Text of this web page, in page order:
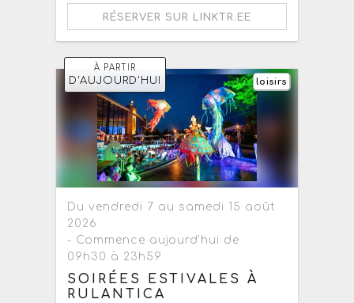
RÉSERVER SUR LINKTR.EE
À PARTIR
D'AUJOURD'HUI loisirs
Du vendredi 7 au samedi 15 août
2026
- Commence aujourd'hui de
09h30 à 23h59
SOIRÉES ESTIVALES À
RULANTICA